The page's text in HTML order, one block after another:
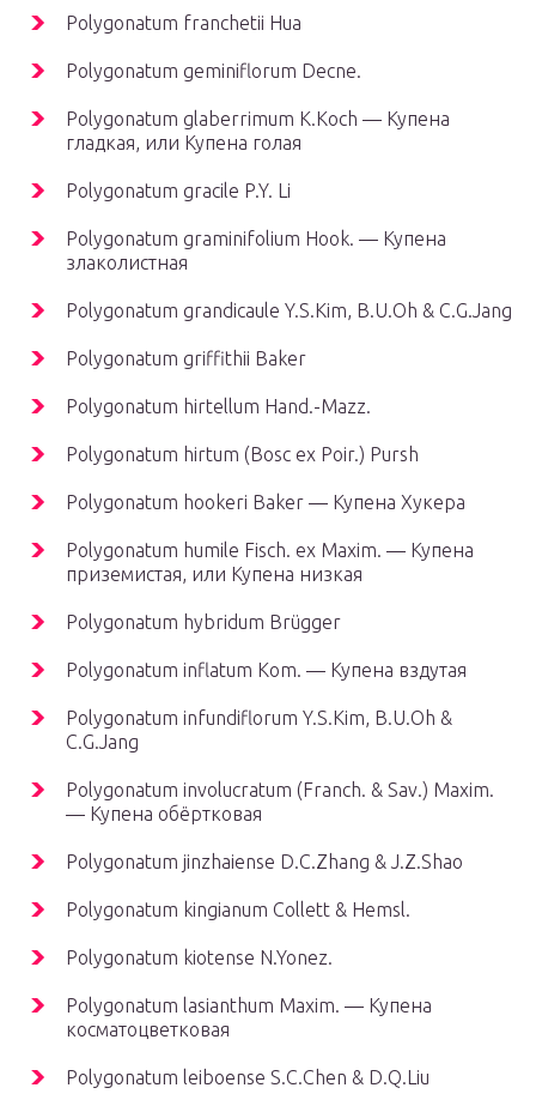
Polygonatum franchetii Hua
Polygonatum geminiflorum Decne.
Polygonatum glaberrimum K.Koch — Купена
гладкая, или Купена голая
Polygonatum gracile P.Y. Li
Polygonatum graminifolium Hook. — Купена
злаколистная
Polygonatum grandicaule Y.S.Kim, B.U.Oh & C.G.Jang
Polygonatum griffithii Baker
Polygonatum hirtellum Hand.-Mazz.
Polygonatum hirtum (Bosc ex Poir.) Pursh
Polygonatum hookeri Baker — Купена Хукера
Polygonatum humile Fisch. ex Maxim. — Купена
приземистая, или Купена низкая
Polygonatum hybridum Brügger
Polygonatum inflatum Kom. — Купена вздутая
Polygonatum infundiflorum Y.S.Kim, B.U.Oh &
C.G.Jang
Polygonatum involucratum (Franch. & Sav.) Maxim.
— Купена обёртковая
Polygonatum jinzhaiense D.C.Zhang & J.Z.Shao
Polygonatum kingianum Collett & Hemsl.
Polygonatum kiotense N.Yonez.
Polygonatum lasianthum Maxim. — Купена
косматоцветковая
Polygonatum leiboense S.C.Chen & D.Q.Liu